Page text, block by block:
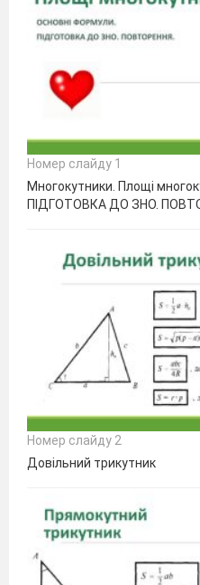
Номер слайду 1
Многокутники. Площі
ПІДГОТОВКА ДО ЗНО.
Номер слайду 2
Довільний трикутник